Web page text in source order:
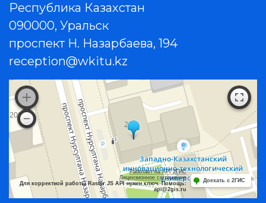
Республика Казахстан
090000, Уральск
проспект Н. Назарбаева, 194
reception@wkitu.kz
Работает на API 2ГИС
Лицензионное соглашение
Для корректной работы Raster JS API нужен ключ. Помощь:
api@2gis.ru
Доехать с 2ГИС